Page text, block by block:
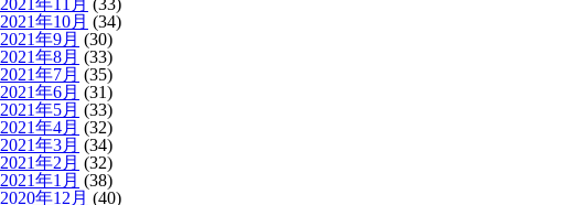
2021年11月 (33)
2021年10月 (34)
2021年9月 (30)
2021年8月 (33)
2021年7月 (35)
2021年6月 (31)
2021年5月 (33)
2021年4月 (32)
2021年3月 (34)
2021年2月 (32)
2021年1月 (38)
2020年12月 (40)